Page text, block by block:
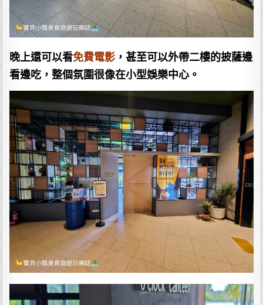
晚上還可以看免費電影 ，甚至可以外帶二樓的披薩邊
看邊吃，整個氛圍很像在小型娛樂中心。